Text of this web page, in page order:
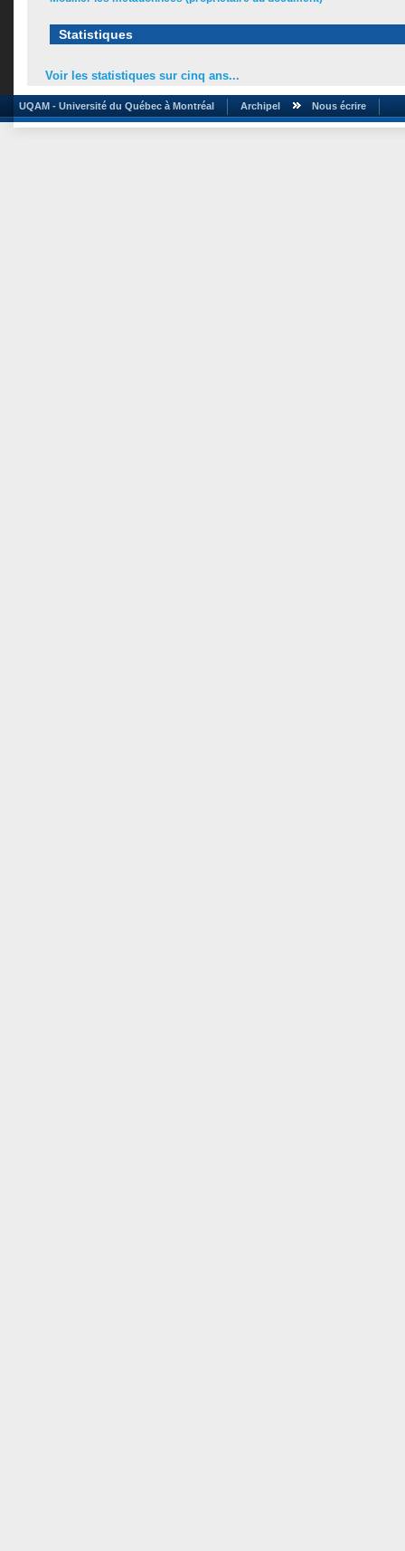
Statistiques
Voir les statistiques sur cinq ans...
UQAM - Université du Québec à Montréal Archipel Nous écrire